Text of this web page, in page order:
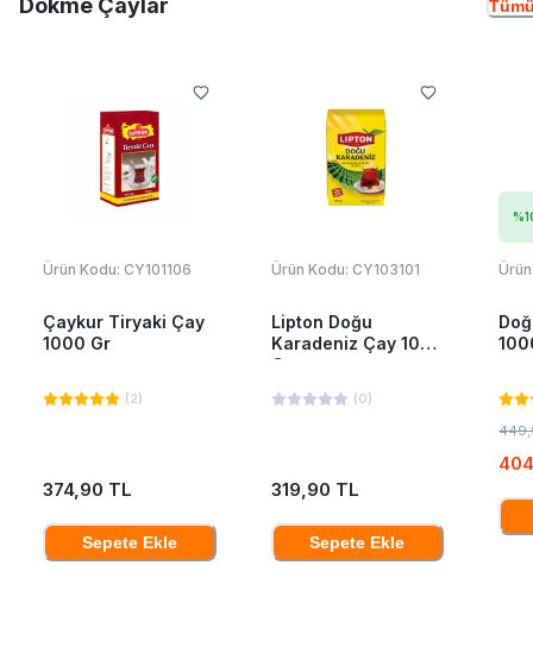
Ürün Kodu: CY101106
Çaykur Tiryaki Çay
1000 Gr
(2)
374,90 TL
Sepete Ekle
Ürün Kodu: CY103101
Lipton Doğu
Karadeniz Çay 1000
Gr
(0)
319,90 TL
Sepete Ekle
%